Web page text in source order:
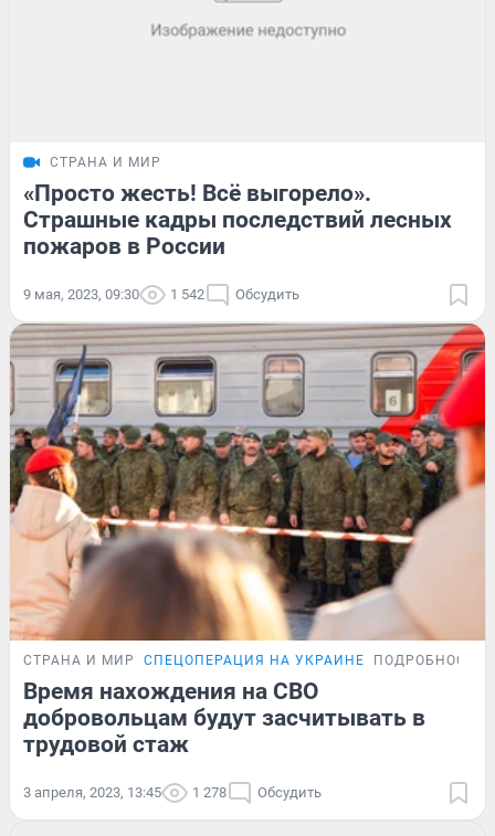
СТРАНА И МИР
«Просто жесть! Всё выгорело».
Страшные кадры последствий лесных
пожаров в России
9 мая, 2023, 09:30 1 542 Обсудить
СТРАНА И МИР СПЕЦОПЕРАЦИЯ НА УКРАИНЕ ПОДРОБНОСТИ
Время нахождения на СВО
добровольцам будут засчитывать в
трудовой стаж
3 апреля, 2023, 13:45 1 278 Обсудить